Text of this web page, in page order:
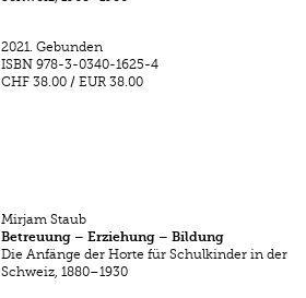
2021. Gebunden
ISBN 978-3-0340-1625-4
CHF 38.00 /EUR 38.00
Mirjam Staub
Betreuung – Erziehung – Bildung
Die Anfänge der Horte für Schulkinder in der
Schweiz, 1880–1930